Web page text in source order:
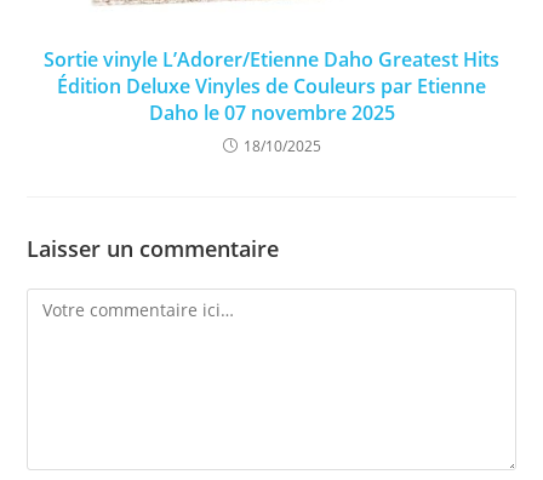
Sortie vinyle L’Adorer/Etienne Daho Greatest Hits
Édition Deluxe Vinyles de Couleurs par Etienne
Daho le 07 novembre 2025
18/10/2025
Laisser un commentaire
Comment